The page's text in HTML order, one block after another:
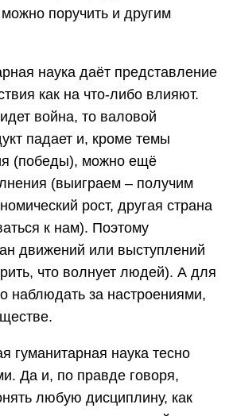
поручить и другим
наука даёт представление
как на что-либо влияют.
война, то валовой
падает и, кроме темы
(победы), можно ещё
(выиграем – получим
рост, другая страна
к нам). Поэтому
движений или выступлений
что волнует людей). А для
наблюдать за настроениями,
гуманитарная наука тесно
Да и, по правде говоря,
любую дисциплину, как